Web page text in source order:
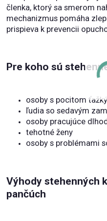
členka, ktorý sa smerom
mechanizmus pomáha
prispieva k prevencii
Pre koho sú
osoby s pocitom
ľudia so sedavým
osoby pracujúce
tehotné ženy
osoby s problémami
Výhody stehenných
pančúch